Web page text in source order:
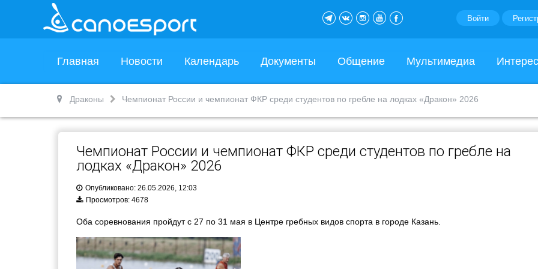
Войти
Главная Новости Календарь Документы Общение Мультимедиа
Драконы Чемпионат России и чемпионат ФКР среди студентов по гребле на лодках «Дракон» 2026
Чемпионат России и чемпионат ФКР среди студентов по гребле на
лодках «Дракон» 2026
Опубликовано: 26.05.2026, 12:03
Просмотров: 4678
Оба соревнования пройдут с 27 по 31 мая в Центре гребных видов спорта в городе Казань.